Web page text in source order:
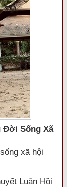
Đời Sống Xã
xã hội
Luân Hồi